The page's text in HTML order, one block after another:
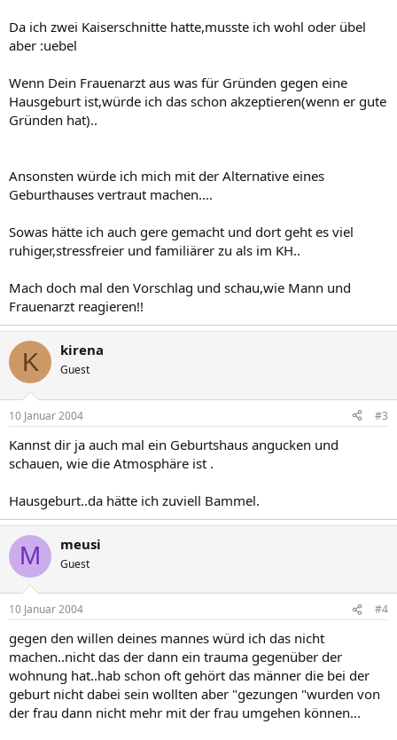
Da ich zwei Kaiserschnitte hatte,musste ich wohl oder übel
aber :uebel
Wenn Dein Frauenarzt aus was für Gründen gegen eine
Hausgeburt ist,würde ich das schon akzeptieren(wenn er gute
Gründen hat)..
Ansonsten würde ich mich mit der Alternative eines
Geburthauses vertraut machen....
Sowas hätte ich auch gere gemacht und dort geht es viel
ruhiger,stressfreier und familiärer zu als im KH..
Mach doch mal den Vorschlag und schau,wie Mann und
Frauenarzt reagieren!!
K kirena
Guest
10 Januar 2004 #3
Kannst dir ja auch mal ein Geburtshaus angucken und
schauen, wie die Atmosphäre ist .
Hausgeburt..da hätte ich zuviell Bammel.
M meusi
Guest
10 Januar 2004 #4
gegen den willen deines mannes würd ich das nicht
machen..nicht das der dann ein trauma gegenüber der
wohnung hat..hab schon oft gehört das männer die bei der
geburt nicht dabei sein wollten aber "gezungen "wurden von
der frau dann nicht mehr mit der frau umgehen können...